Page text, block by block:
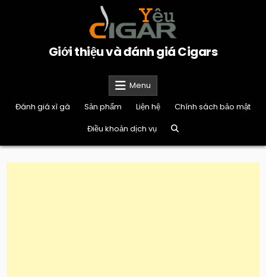
Giới thiệu và đánh giá Cigars
Menu
Đánh giá xì gà
Sản phẩm Liện hệ
Chính sách bảo mật
Điều khoản dịch vụ